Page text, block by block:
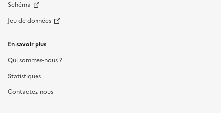
Schéma
Jeu de données
En savoir plus
Qui sommes-nous ?
Statistiques
Contactez-nous